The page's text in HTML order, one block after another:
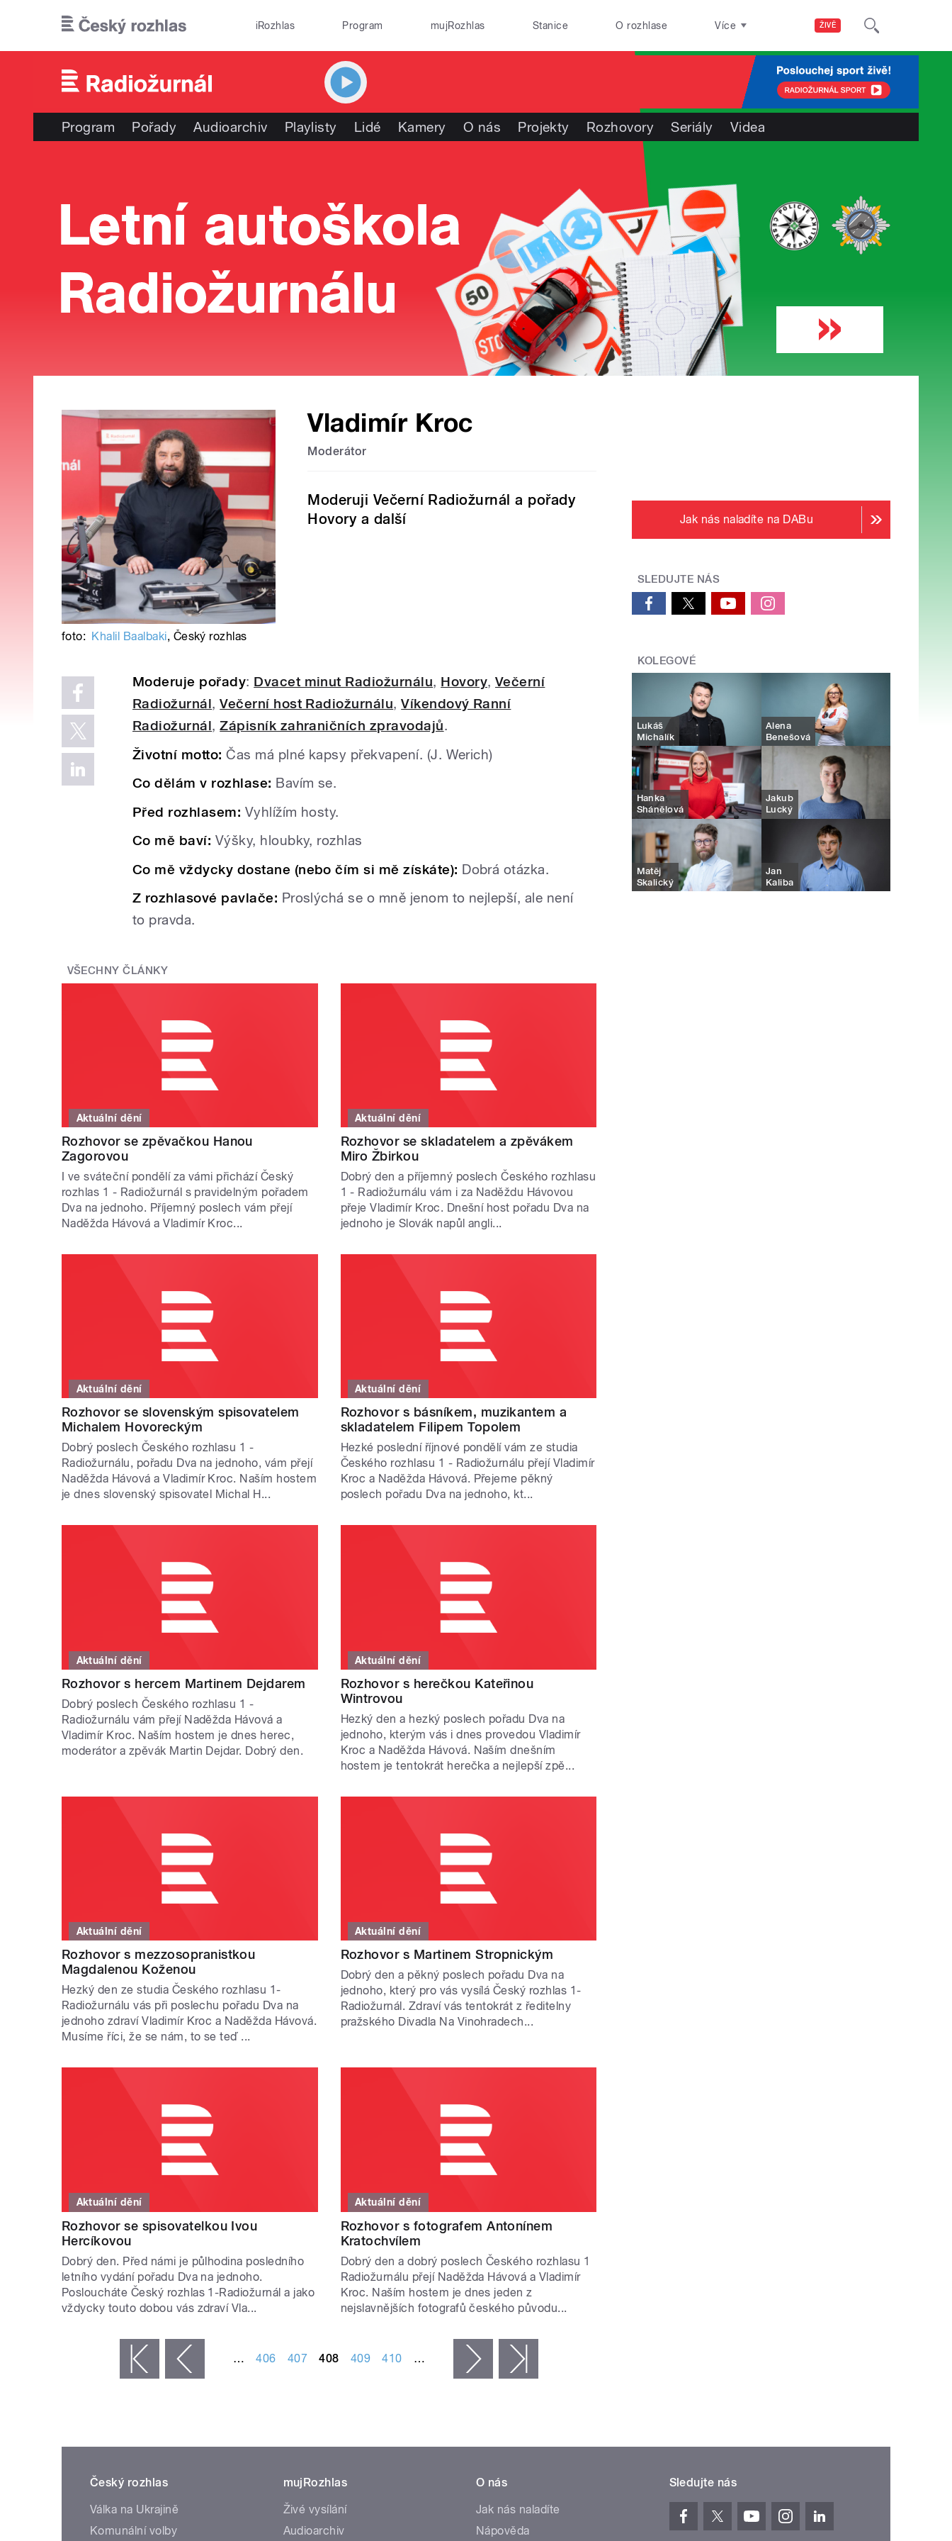
ŽIVĚ
iRozhlas Program mujRozhlas Stanice O rozhlase Více
Program Pořady Audioarchiv Playlisty Lidé Kamery O nás Projekty Rozhovory Seriály Videa
Vladimír Kroc
Moderátor
Moderuji Večerní Radiožurnál a pořady
Hovory a další
foto: Khalil Baalbaki, Český rozhlas
Moderuje pořady: Dvacet minut Radiožurnálu, Hovory, Večerní
Radiožurnál,Večerní host Radiožurnálu,Víkendový Ranní
Radiožurnál,Zápisník zahraničních zpravodajů.
Životní motto:Čas má plné kapsy překvapení. (J. Werich)
Co dělám v rozhlase: Bavím se.
Před rozhlasem: Vyhlížím hosty.
Co mě baví: Výšky, hloubky, rozhlas
Co mě vždycky dostane (nebo čím si mě získáte): Dobrá otázka.
Z rozhlasové pavlače: Proslýchá se o mně jenom to nejlepší, ale není
to pravda.
VŠECHNY ČLÁNKY
Aktuální dění
Rozhovor se zpěvačkou Hanou
Zagorovou
I ve sváteční pondělí za vámi přichází Český
rozhlas 1 - Radiožurnál s pravidelným pořadem
Dva na jednoho. Příjemný poslech vám přejí
Naděžda Hávová a Vladimír Kroc...
Aktuální dění
Rozhovor se skladatelem a zpěvákem
Miro Žbirkou
Dobrý den a příjemný poslech Českého rozhlasu
1 - Radiožurnálu vám i za Naděždu Hávovou
přeje Vladimír Kroc. Dnešní host pořadu Dva na
jednoho je Slovák napůl angli...
Aktuální dění
Rozhovor se slovenským spisovatelem
Michalem Hovoreckým
Dobrý poslech Českého rozhlasu 1 -
Radiožurnálu, pořadu Dva na jednoho, vám přejí
Naděžda Hávová a Vladimír Kroc. Naším hostem
je dnes slovenský spisovatel Michal H...
Aktuální dění
Rozhovor s básníkem, muzikantem a
skladatelem Filipem Topolem
Hezké poslední říjnové pondělí vám ze studia
Českého rozhlasu 1 - Radiožurnálu přejí Vladimír
Kroc a Naděžda Hávová. Přejeme pěkný
poslech pořadu Dva na jednoho, kt...
Aktuální dění
Rozhovor s hercem Martinem Dejdarem
Dobrý poslech Českého rozhlasu 1 -
Radiožurnálu vám přejí Naděžda Hávová a
Vladimír Kroc. Naším hostem je dnes herec,
moderátor a zpěvák Martin Dejdar. Dobrý den.
Aktuální dění
Rozhovor s herečkou Kateřinou
Wintrovou
Hezký den a hezký poslech pořadu Dva na
jednoho, kterým vás i dnes provedou Vladimír
Kroc a Naděžda Hávová. Naším dnešním
hostem je tentokrát herečka a nejlepší zpě...
Aktuální dění
Rozhovor s mezzosopranistkou
Magdalenou Koženou
Hezký den ze studia Českého rozhlasu 1-
Radiožurnálu vás při poslechu pořadu Dva na
jednoho zdraví Vladimír Kroc a Naděžda Hávová.
Musíme říci, že se nám, to se teď ...
Aktuální dění
Rozhovor s Martinem Stropnickým
Dobrý den a pěkný poslech pořadu Dva na
jednoho, který pro vás vysílá Český rozhlas 1-
Radiožurnál. Zdraví vás tentokrát z ředitelny
pražského Divadla Na Vinohradech...
Aktuální dění
Rozhovor se spisovatelkou Ivou
Hercíkovou
Dobrý den. Před námi je půlhodina posledního
letního vydání pořadu Dva na jednoho.
Posloucháte Český rozhlas 1-Radiožurnál a jako
vždycky touto dobou vás zdraví Vla...
Aktuální dění
Rozhovor s fotografem Antonínem
Kratochvílem
Dobrý den a dobrý poslech Českého rozhlasu 1
Radiožurnálu přejí Naděžda Hávová a Vladimír
Kroc. Naším hostem je dnes jeden z
nejslavnějších fotografů českého původu...
‹ předchozí … 406 407 408 409 410 … následující ›
Jak nás naladíte na DABu
SLEDUJTE NÁS
KOLEGOVÉ
Lukáš
Michalík
Alena
Benešová
Hanka
Shánělová
Jakub
Lucký
Matěj
Skalický
Jan
Kaliba
Český rozhlas
Válka na Ukrajině
Komunální volby
mujRozhlas
Živé vysílání
Audioarchiv
O nás
Jak nás naladíte
Nápověda
Sledujte nás